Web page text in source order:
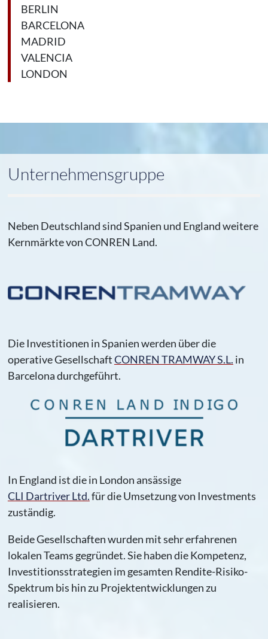
BERLIN
BARCELONA
MADRID
VALENCIA
LONDON
Unternehmensgruppe
Neben Deutschland sind Spanien und England weitere
Kernmärkte von CONREN Land.
Die Investitionen in Spanien werden über die
operative GesellschaftCONREN TRAMWAY S.L. in
Barcelona durchgeführt.
In England ist die in London ansässige
CLI Dartriver Ltd.für die Umsetzung von Investments
zuständig.
Beide Gesellschaften wurden mit sehr erfahrenen
lokalen Teams gegründet. Sie haben die Kompetenz,
Investitionsstrategien im gesamten Rendite-Risiko-
Spektrum bis hin zu Projektentwicklungen zu
realisieren.